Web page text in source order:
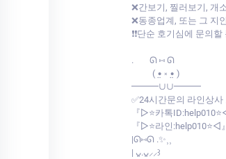
❌간보기, 찔러보기, 개
❌동종업계, 또는 그 지
❗❗단순 호기심에 문의
.⠀⠀ ᘏ ⑅ ᘏ
⠀⠀⠀( •̤ ༝ •̤ )
━━━∪∪━━━
✅24시간문의 라인상사
『▷⭐카톡
『▷⭐라인:help010⭐◁』
|ᘏ⑅ᘏ .✨⸒⸒
| ᴗ͈.ᴗ͈⸝⸝꒱